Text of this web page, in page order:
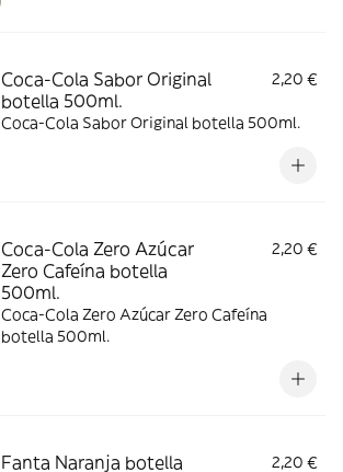
Coca-Cola Sabor Original
botella 500ml.
2,20 €
Coca-Cola Sabor Original botella 500ml.
Coca-Cola Zero Azúcar
Zero Cafeína botella
500ml.
2,20 €
Coca-Cola Zero Azúcar Zero Cafeína
botella 500ml.
Fanta Naranja botella
2,20 €